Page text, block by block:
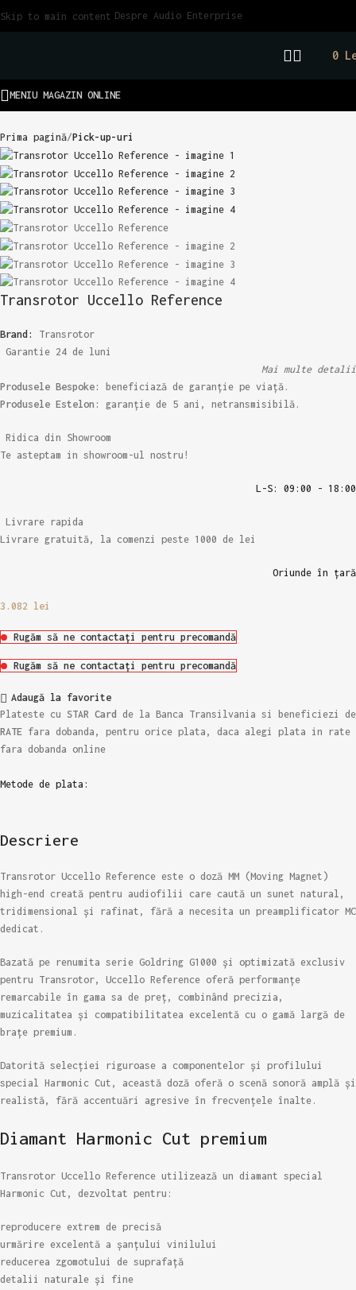
Skip to main content Despre Audio Enterprise
0
MENIU MAGAZIN ONLINE
Prima pagină Pick-up-uri
Transrotor Uccello Reference
Brand: Transrotor
Garantie 24 de luni
Mai multe detalii
Produsele Bespoke:
beneficiază de garanție pe viață.
Produsele Estelon:
garanție de 5 ani, netransmisibilă.
Ridica din Showroom
Te asteptam in showroom-ul nostru!
L-S: 09:00 - 18:00
Livrare rapida
Livrare gratuită, la comenzi peste 1000 de lei
Oriunde în țară
3.082 lei
Rugăm să ne contactați pentru precomandă
Rugăm să ne contactați pentru precomandă
Adaugă la favorite
Plateste cu STAR Card de la Banca Transilvania si beneficiezi de
RATE fara dobanda, pentru orice plata, daca alegi plata in rate
fara dobanda online
Metode de plata:
Descriere
Transrotor Uccello Reference este o doză MM (Moving Magnet)
high-end creată pentru audiofilii care caută un sunet natural,
tridimensional și rafinat, fără a necesita un preamplificator MC
dedicat.
Bazată pe renumita serie Goldring G1000 și optimizată exclusiv
pentru Transrotor, Uccello Reference oferă performanțe
remarcabile în gama sa de preț, combinând precizia,
muzicalitatea și compatibilitatea excelentă cu o gamă largă de
brațe premium.
Datorită selecției riguroase a componentelor și profilului
special Harmonic Cut, această doză oferă o scenă sonoră amplă și
realistă, fără accentuări agresive în frecvențele înalte.
Diamant Harmonic Cut premium
Transrotor Uccello Reference utilizează un diamant special
Harmonic Cut, dezvoltat pentru:
reproducere extrem de precisă
urmărire excelentă a șanțului vinilului
reducerea zgomotului de suprafață
detalii naturale și fine